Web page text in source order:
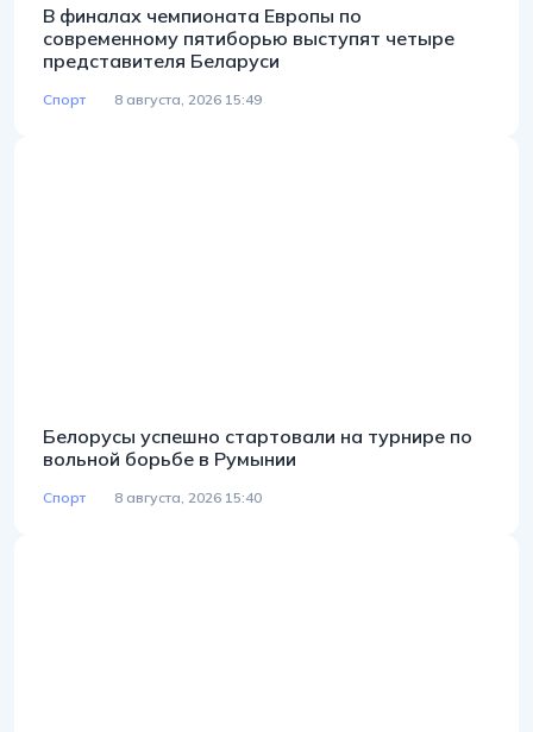
В финалах чемпионата Европы по
современному пятиборью выступят четыре
представителя Беларуси
Спорт 8 августа, 2026 15:49
Белорусы успешно стартовали на турнире по
вольной борьбе в Румынии
Спорт 8 августа, 2026 15:40